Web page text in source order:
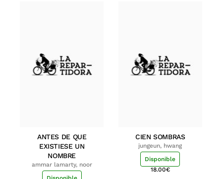
ANTES DE QUE
EXISTIESE UN
NOMBRE
ammar lamarty, noor
CIEN SOMBRAS
jungeun, hwang
Disponible
18.00€